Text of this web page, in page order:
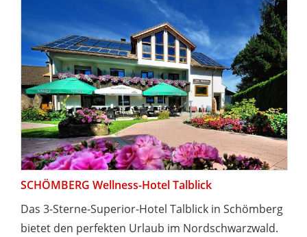
SCHÖMBERG Wellness-Hotel Talblick
Das 3-Sterne-Superior-Hotel Talblick in Schömberg
bietet den perfekten Urlaub im Nordschwarzwald.